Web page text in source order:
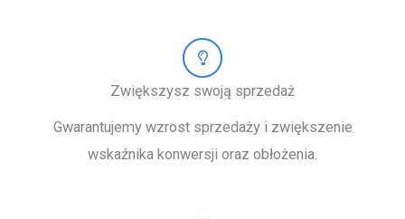
Zwiększysz swoją sprzedaż
Gwarantujemy wzrost sprzedaży i zwiększenie
wskaźnika konwersji oraz obłożenia.